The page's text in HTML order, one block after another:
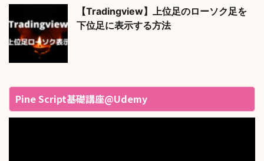
【Tradingview】上位足のローソク足を
下位足に表示する方法
Pine Script基礎講座@Udemy